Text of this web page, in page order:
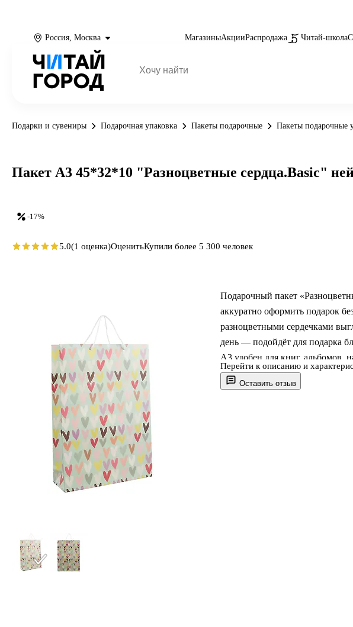
Россия, Москва МагазиныАкцииРаспродажа Читай-школа
Подарки и сувениры Подарочная упаковка Пакеты подарочные Пакеты подарочные
Оставить отзыв
Подарочный пакет
аккуратно оформить подарок
разноцветными сердечками
день — подойдёт для подарка
А3 удобен для книг, альбомов,
материал с матовой
поверхность от потёртостей, а
Перейти к описанию и
-17%
Пакет А3 45*32*10 "Разноцветные сердца.Basic"
5.0(1 оценка)ОценитьКупили более 5 300 человек